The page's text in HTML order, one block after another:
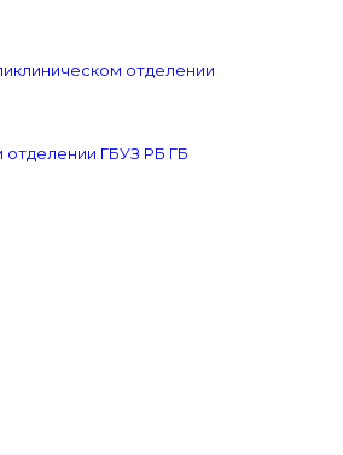
отделении
отделении ГБУЗ РБ ГБ